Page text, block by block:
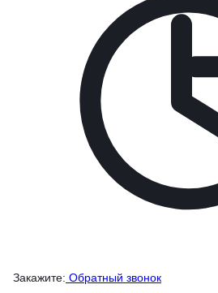
Закажите: Обратный звонок